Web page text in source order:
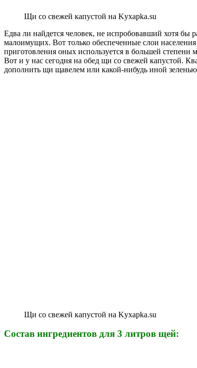
Щи со свежей капустой на Kyxapka.su
Едва ли найдется человек, не испробовавший хотя бы
малоимущих. Вот только обеспеченные слои
приготовления оных используется в большей степени
Вот и у нас сегодня на обед щи со свежей капустой.
дополнить щи щавелем или какой-нибудь иной зеленью
Щи со свежей капустой на Kyxapka.su
Состав ингредиентов для 3 литров щей: